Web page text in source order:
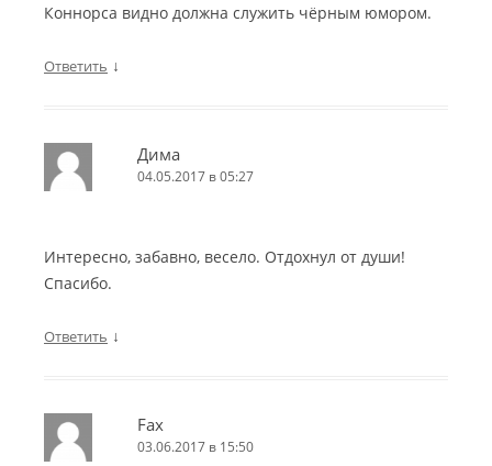
Коннорса видно должна служить чёрным юмором.
Ответить ↓
Дима
04.05.2017 в 05:27
Интересно, забавно, весело. Отдохнул от души!
Спасибо.
Ответить ↓
Fax
03.06.2017 в 15:50